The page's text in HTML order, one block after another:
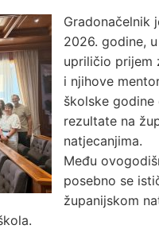
Gradonačelnik
2026. godine,
upriličio prijem
i njihove
školske
rezultate na
natjecanjima.
Među
posebno se
županijskom